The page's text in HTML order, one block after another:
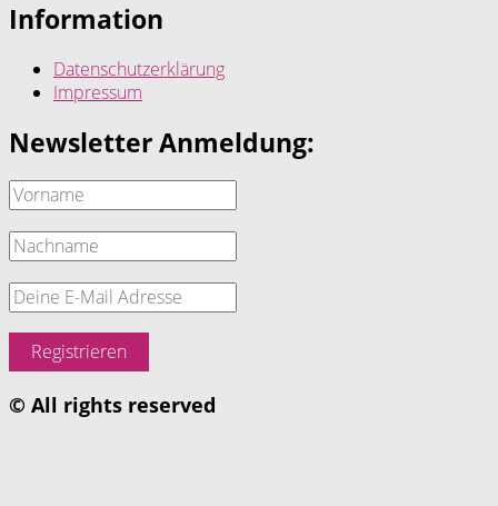
Information
Datenschutzerklärung
Impressum
Newsletter Anmeldung:
© All rights reserved